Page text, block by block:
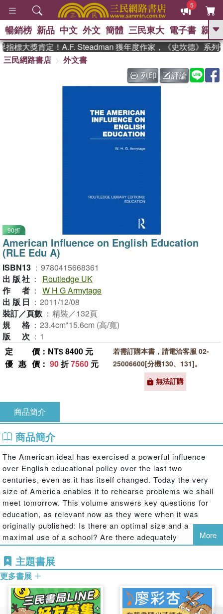
5
GO
、 如果歷史是一群喵 、 暑期
國際布克獎 臺灣漫遊錄 、 方
暢銷榜 新品 中文 外文 簡體 三民東大 電子書 親子
標大獎肯定！A.F. Steadman 獲年度作家，《史坎德》系列
三民網路書店
外文書
列印
評論
90折
American Influence on English Education
(RLE Edu A)
ISBN13 ： 9780415668361
出版社 ：
Routledge UK
作者 ： W H G Armytage
出版日 ： 2011/12/08
裝訂／頁數 ： 精裝／132頁
規格 ： 23.4cm*15.6cm (高/寬)
版次 ： 1
定價 ：NT$ 8400 元
優惠價 ： 90折7560 元
若需訂購本書，請電洽客服 02-
25006600[分機130、131]。
無法訂購
商品簡介
商品簡介
The American ideal has exercised a powerful influence
over English educational policy over the last two
centuries, even as it has itself changed. Today the very
size of America enables it to rehearse problems we shall
meet tomorrow. This volume answers key questions for
education, as relevant now as they were when it was
originally published: Is there an optimal size and a
maximal use of a school? Are there adequately
sophisticated batteries of attainment tests? Or valid
methods of vocational guidance?
More
主題書展
更多書展